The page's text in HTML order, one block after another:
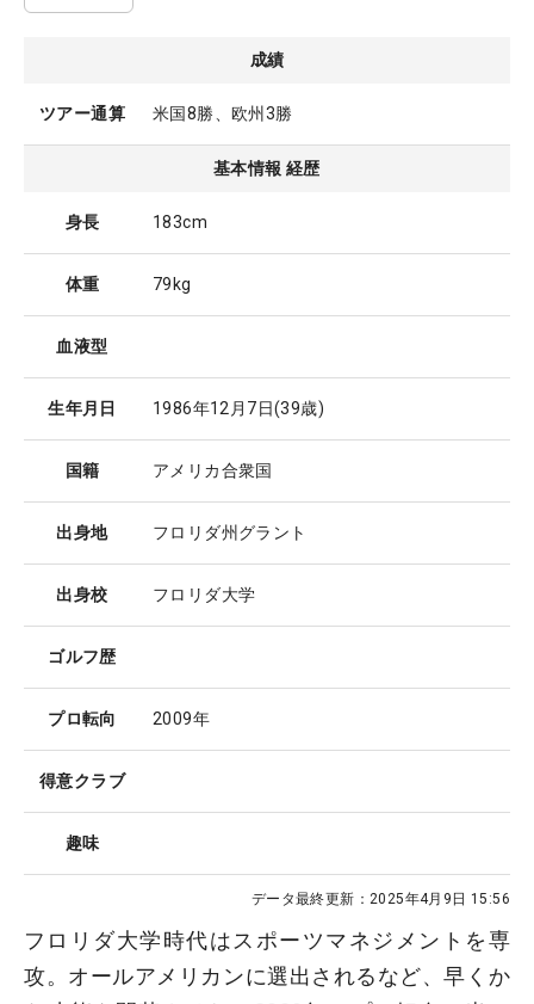
成績
ツアー通算 米国8勝、欧州3勝
基本情報 経歴
身長 183cm
体重 79kg
血液型
生年月日 1986年12月7日(39歳)
国籍 アメリカ合衆国
出身地 フロリダ州グラント
出身校 フロリダ大学
ゴルフ歴
プロ転向 2009年
得意クラブ
趣味
データ最終更新： 2025年4月9日 15:56
フロリダ大学時代はスポーツマネジメントを専
攻。オールアメリカンに選出されるなど、早くか